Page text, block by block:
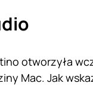
otworzyła
Mac. Jak